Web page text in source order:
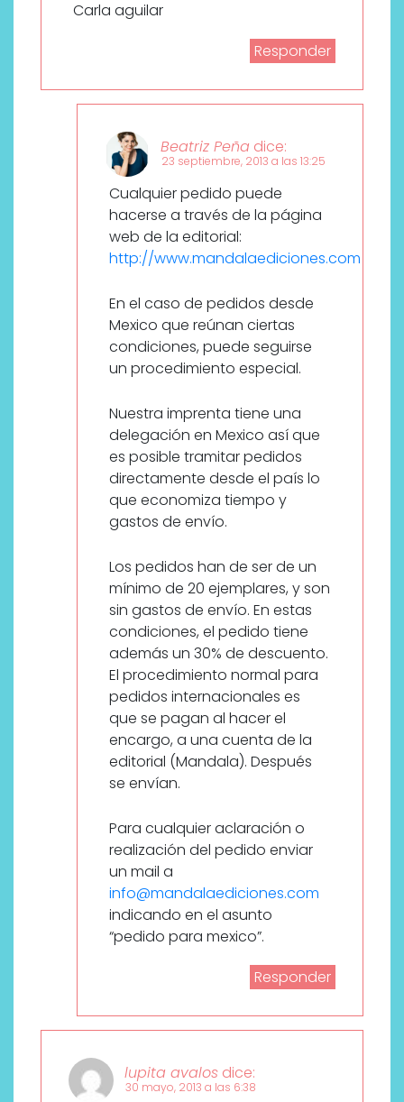
Carla aguilar
Responder
Beatriz Peña dice:
23 septiembre, 2013 a las 13:25
Cualquier pedido puede
hacerse a través de la página
web de la editorial:
http://www.mandalaediciones.com
En el caso de pedidos desde
Mexico que reúnan ciertas
condiciones, puede seguirse
un procedimiento especial.
Nuestra imprenta tiene una
delegación en Mexico así que
es posible tramitar pedidos
directamente desde el país lo
que economiza tiempo y
gastos de envío.
Los pedidos han de ser de un
mínimo de 20 ejemplares, y son
sin gastos de envío. En estas
condiciones, el pedido tiene
además un 30% de descuento.
El procedimiento normal para
pedidos internacionales es
que se pagan al hacer el
encargo, a una cuenta de la
editorial (Mandala). Después
se envían.
Para cualquier aclaración o
realización del pedido enviar
un mail a
info@mandalaediciones.com
indicando en el asunto
“pedido para mexico”.
Responder
lupita avalos dice:
30 mayo, 2013 a las 6:38